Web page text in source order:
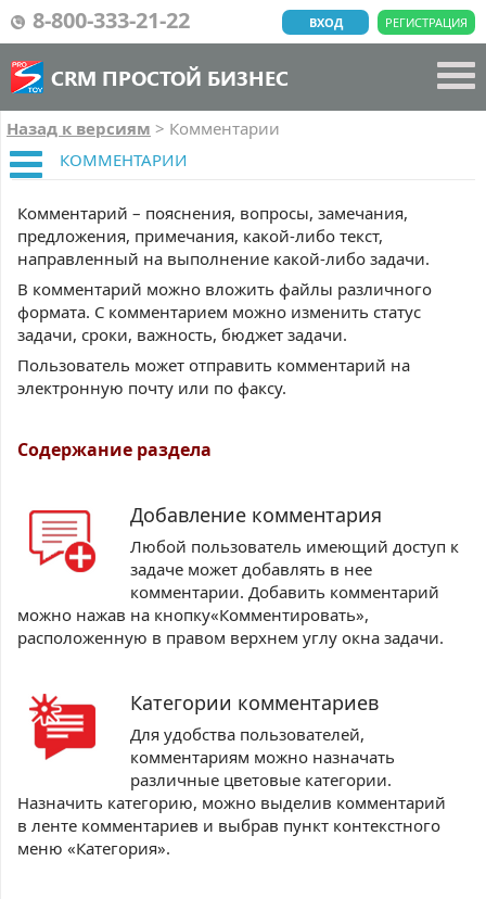
8-800-333-21-22 РЕГИСТРАЦИЯ
ВХОД
CRM ПРОСТОЙ БИЗНЕС
Назад к версиям > Комментарии
КОММЕНТАРИИ
Комментарий – пояснения, вопросы, замечания,
предложения, примечания, какой-либо текст,
направленный на выполнение какой-либо задачи.
В комментарий можно вложить файлы различного
формата. С комментарием можно изменить статус
задачи, сроки, важность, бюджет задачи.
Пользователь может отправить комментарий на
электронную почту или по факсу.
Содержание раздела
Добавление комментария
Любой пользователь имеющий доступ к
задаче может добавлять в нее
комментарии. Добавить комментарий
можно нажав на кнопку«Комментировать»,
расположенную в правом верхнем углу окна задачи.
Категории комментариев
Для удобства пользователей,
комментариям можно назначать
различные цветовые категории.
Назначить категорию, можно выделив комментарий
в ленте комментариев и выбрав пункт контекстного
меню «Категория».